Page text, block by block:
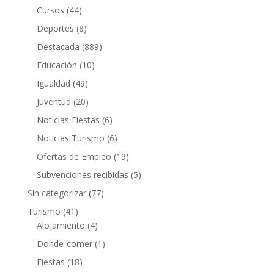
Cursos (44)
Deportes (8)
Destacada (889)
Educación (10)
Igualdad (49)
Juventud (20)
Noticias Fiestas (6)
Noticias Turismo (6)
Ofertas de Empleo (19)
Subvenciones recibidas (5)
Sin categorizar(77)
Turismo (41)
Alojamiento (4)
Donde-comer(1)
Fiestas (18)